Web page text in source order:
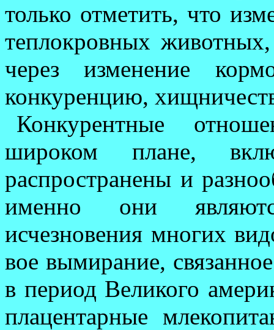
только отметить, что
теплокровных
через изме­нение
конкурен­цию,
Конкурентные
широком плане,
распространены и
именно они
исчезновения многих
вое вымирание,
в период Велико­го
плацен­тарные